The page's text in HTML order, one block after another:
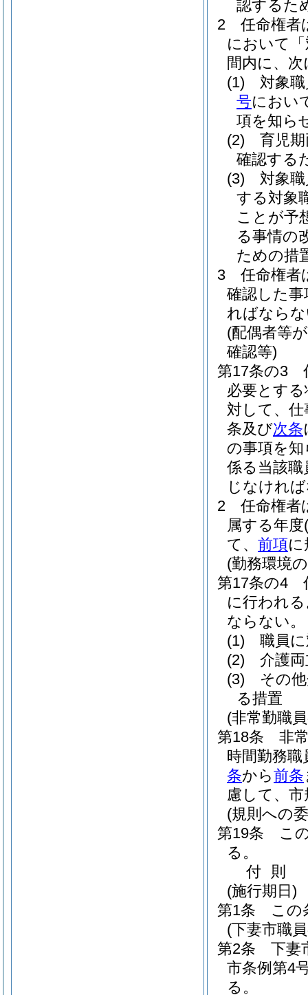
認するた
2
任命権者
において
間内に、
(1)
対象
号におい
項を知ら
(2)
育児
確認する
(3)
対象
する対象
ことが予
る事情の
ための措
3
任命権者
確認した
ればなら
(配偶者等
確認等)
第17条の3
必要とす
対して、
条及び次条
の事項を
係る当該
じなけれ
2
任命権者
属する年度
て、 前項
(勤務環境
第17条の4
に行われ
ならない。
(1)
職員
(2)
介護
(3)
その
る措置
(非常勤職
第18条
非
時間勤務
条から前条
慮して、
(規則への
第19条
こ
る。
付 則
(施行期日)
第1条
この
(下妻市職
第2条
下妻
市条例第4
る。